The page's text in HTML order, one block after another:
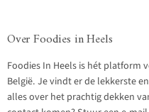
Over Foodies in Heels
Foodies In Heels is hét platform
België. Je vindt er de lekkerste
alles over het prachtig dekken